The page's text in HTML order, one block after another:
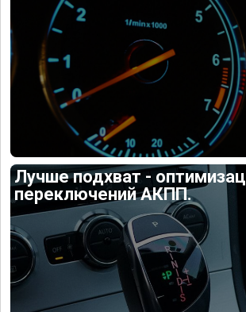
Лучше подхват -
переключений АКПП.